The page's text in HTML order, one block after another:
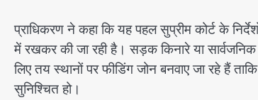
प्राधिकरण ने कहा कि यह पहल सुप्रीम कोर्ट के
में रखकर की जा रही है। सड़क किनारे या
लिए तय स्थानों पर फीडिंग जोन बनवाए जा रहे हैं
सुनिश्चित हो।